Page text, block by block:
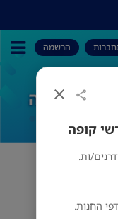
קופה
החנות.
הרשמה
קופה